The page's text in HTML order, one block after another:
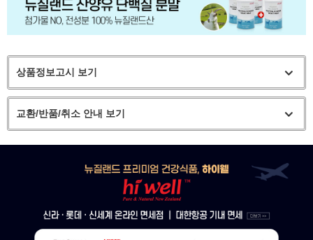
상품정보고시 보기
교환/반품/취소 안내 보기